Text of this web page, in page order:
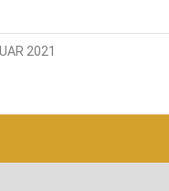
2021